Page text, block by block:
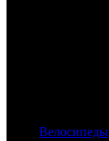
Велосипеды